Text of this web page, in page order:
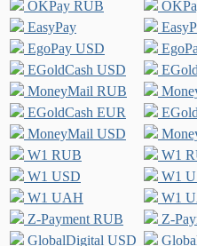
OKPay RUB
EasyPay
EgoPay USD
EGoldCash USD
MoneyMail RUB
EGoldCash EUR
MoneyMail USD
W1 RUB
W1
W1 USD
W1
W1 UAH
W1
Z-Payment RUB
Z-
GlobalDigital USD